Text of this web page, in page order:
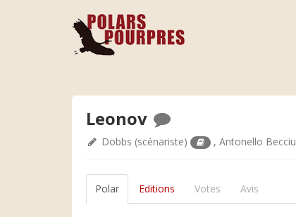
Leonov
Dobbs (scénariste) ,Antonello Becciu
Polar Editions Votes Avis